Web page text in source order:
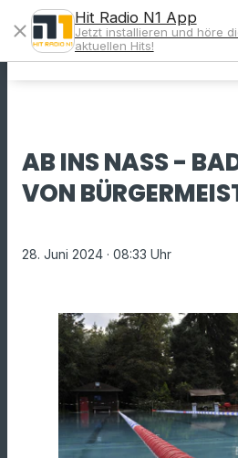
AB INS NASS -
VON
28. Juni 2024 · 08:33 Uhr
close
Hit Radio N1 App
Jetzt installieren und höre
aktuellen Hits!